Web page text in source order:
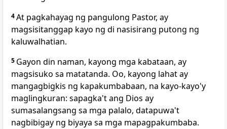
4At pagkahayag ng pangulong Pastor, ay
magsisitanggap kayo ng di nasisirang putong ng
kaluwalhatian.
5 Gayon din naman, kayong mga kabataan, ay
magsisuko sa matatanda. Oo, kayong lahat ay
mangagbigkis ng kapakumbabaan, na kayo-kayo'y
maglingkuran: sapagka't ang Dios ay
sumasalangsang sa mga palalo, datapuwa't
nagbibigay ng biyaya sa mga mapagpakumbaba.